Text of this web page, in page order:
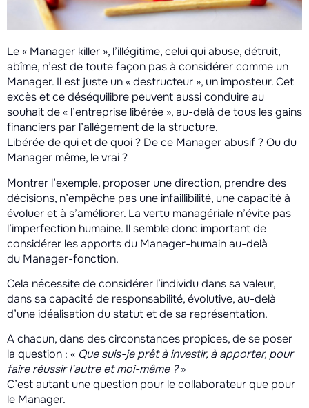
Le « Manager killer », l’illégitime, celui qui abuse, détruit,
abîme, n’est de toute façon pas à considérer comme un
Manager. Il est juste un « destructeur », un imposteur. Cet
excès et ce déséquilibre peuvent aussi conduire au
souhait de « l’entreprise libérée », au-delà de tous les gains
financiers par l’allégement de la structure.
Libérée de qui et de quoi ? De ce Manager abusif ? Ou du
Manager même, le vrai ?
Montrer l’exemple, proposer une direction, prendre des
décisions, n’empêche pas une infaillibilité, une capacité à
évoluer et à s’améliorer. La vertu managériale n’évite pas
l’imperfection humaine. Il semble donc important de
considérer les apports du Manager-humain au-delà
du Manager-fonction.
Cela nécessite de considérer l’individu dans sa valeur,
dans sa capacité de responsabilité, évolutive, au-delà
d’une idéalisation du statut et de sa représentation.
A chacun, dans des circonstances propices, de se poser
la question : « Que suis-je prêt à investir, à apporter, pour
faire réussir l’autre et moi-même ?»
C’est autant une question pour le collaborateur que pour
le Manager.